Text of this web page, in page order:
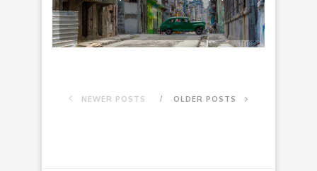
NEWER POSTS OLDER POSTS